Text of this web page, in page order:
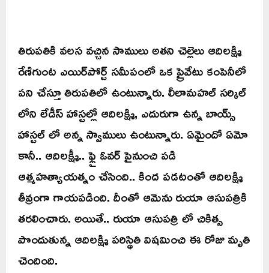
తిరుపతికి వలస వచ్చిన సాములు అతని చెల్లెలు ఆదిలక్ష్మి
రేణిగుంట ఎయిర్‌పోర్ట్ సమీపంలో ఒక ప్రైవేటు కంపెనీలో
పని చేస్తూ తిరుపతిలో ఉంటున్నారు. లీలామహల్ సర్కిల్
లోని లేడీస్ హాస్టల్లో ఆదిలక్ష్మి, ఎదురుగా ఉన్న బాయ్స్
హాస్టల్ లో అన్న స్వాములు ఉంటున్నారు. ఏమైందో ఏమో
కానీ.. ఆదిలక్ష్మీ.. ఫ్లై ఓవర్ పైనుంచి పడి
ఆత్మహత్యాయత్నం చేసింది.. కింద పడటంతో ఆదిలక్ష్మి
తీవ్రంగా గాయపడింది. దీంతో ఆమెను రుయా ఆసుపత్రికి
తరలించారు. అయితే.. రుయా ఆసుపత్రి లో చికిత్స
పొందుతున్న ఆదిలక్ష్మి పరిస్థితి విషమించి ఈ రోజు మృతి
చెందింది.